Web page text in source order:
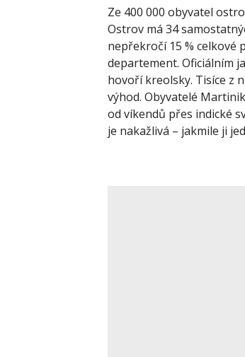
Ze 400 000 obyvatel
Ostrov má 34
nepřekročí 15 % celkové
departement. Oficiálním
hovoří kreolsky. Tisíce z
výhod. Obyvatelé
od víkendů přes indické
je nakažlivá – jakmile ji